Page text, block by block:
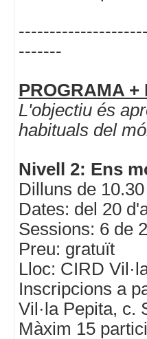
-------
PROGRAMA +
L'objectiu és
habituals del
Nivell 2: Ens
Dilluns de
Dates: del 20
Sessions: 6 de
Preu: gratuït
Lloc: CIRD
Inscripcions a
Vil·la Pepita, c.
Màxim 15